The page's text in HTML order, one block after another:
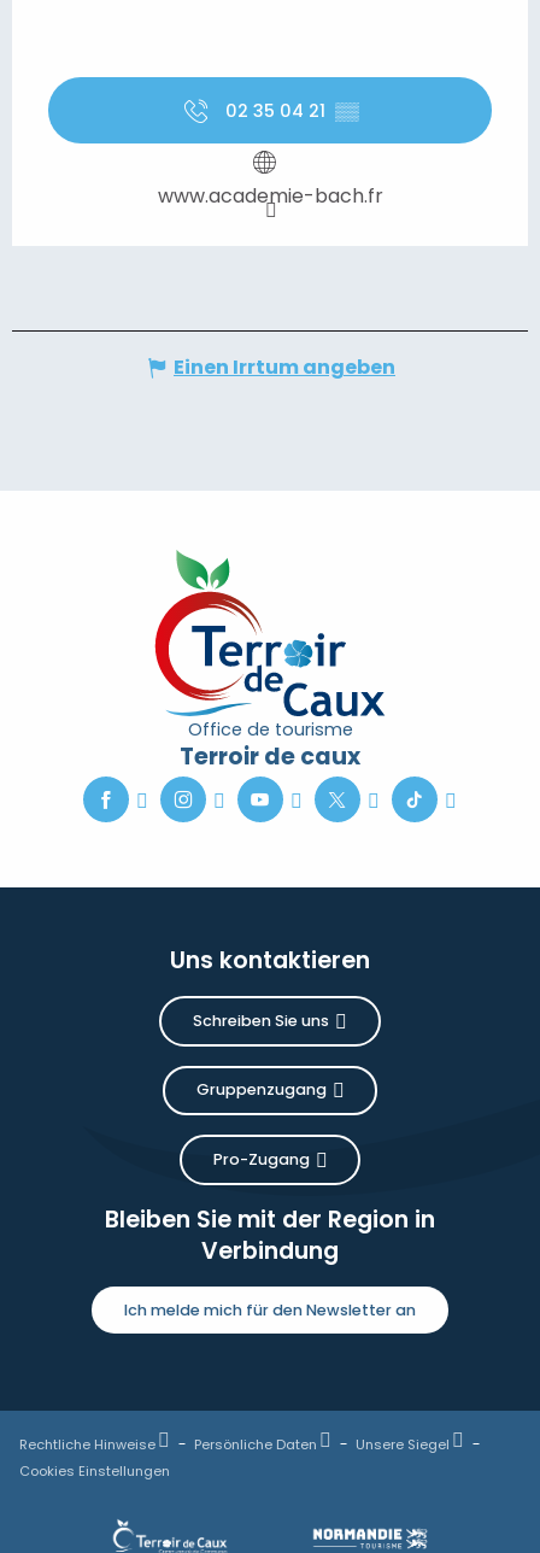
02 35 04 21 ▒▒
www.academie-bach.fr
Einen Irrtum angeben
Office de tourisme
Terroir de caux
Uns kontaktieren
Schreiben Sie uns
Gruppenzugang
Pro-Zugang
Bleiben Sie mit der Region in
Verbindung
Ich melde mich für den Newsletter an
Rechtliche Hinweise Persönliche Daten
Unsere Siegel
Cookies Einstellungen